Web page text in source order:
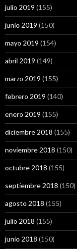
julio 2019 (155)
junio 2019 (150)
mayo 2019 (154)
abril 2019 (149)
marzo 2019 (155)
febrero 2019 (140)
enero 2019 (155)
diciembre 2018 (155)
noviembre 2018 (150)
octubre 2018 (155)
septiembre 2018 (150)
agosto 2018 (155)
julio 2018 (155)
junio 2018 (150)